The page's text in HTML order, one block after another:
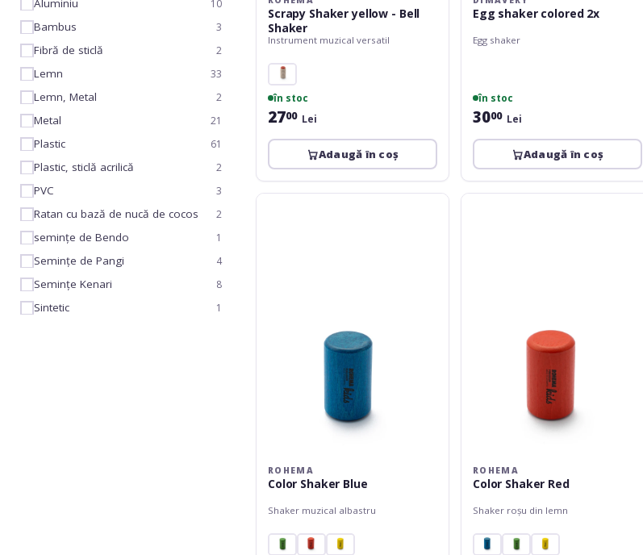
Aluminiu 10
Bambus 3
Fibră de sticlă 2
Lemn 33
Lemn, Metal 2
Metal 21
Plastic 61
Plastic, sticlă acrilică 2
PVC 3
Ratan cu bază de nucă de cocos 2
semințe de Bendo 1
Semințe de Pangi 4
Semințe Kenari 8
Sintetic 1
Scrapy Shaker yellow - Bell
Shaker
Instrument muzical versatil
în stoc
2700 Lei
Adaugă în coș
Egg shaker colored 2x
Egg shaker
în stoc
3000 Lei
Adaugă în coș
Rohema
ROHEMA
Color Shaker Blue
Shaker muzical albastru
Rohema
ROHEMA
Color Shaker Red
Shaker roșu din lemn